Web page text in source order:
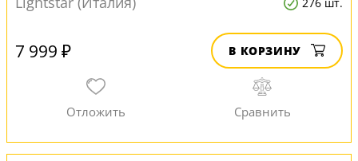
7 999 ₽ В КОРЗИНУ